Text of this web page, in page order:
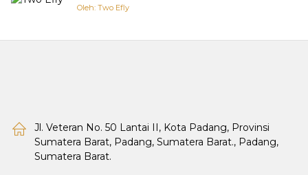
Oleh: Two Efly
Jl. Veteran No. 50 Lantai II, Kota Padang, Provinsi
Sumatera Barat, Padang, Sumatera Barat., Padang,
Sumatera Barat.